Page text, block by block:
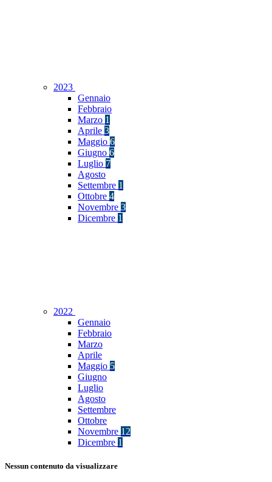
2023
Gennaio
Febbraio
Marzo 1
Aprile 3
Maggio 6
Giugno 6
Luglio 7
Agosto
Settembre 1
Ottobre 4
Novembre 3
Dicembre 1
2022
Gennaio
Febbraio
Marzo
Aprile
Maggio 5
Giugno
Luglio
Agosto
Settembre
Ottobre
Novembre 12
Dicembre 1
Nessun contenuto da visualizzare